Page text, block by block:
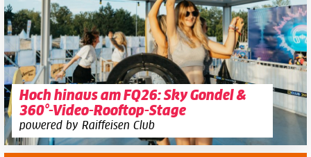
Hoch hinaus am FQ26: Sky Gondel &
360°-Video-Rooftop-Stage
powered by Raiffeisen Club